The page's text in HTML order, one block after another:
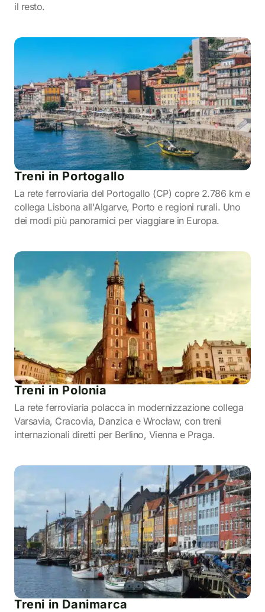
il resto.
Treni in Portogallo
La rete ferroviaria del Portogallo (CP) copre 2.786 km e
collega Lisbona all'Algarve, Porto e regioni rurali. Uno
dei modi più panoramici per viaggiare in Europa.
Treni in Polonia
La rete ferroviaria polacca in modernizzazione collega
Varsavia, Cracovia, Danzica e Wrocław, con treni
internazionali diretti per Berlino, Vienna e Praga.
Treni in Danimarca